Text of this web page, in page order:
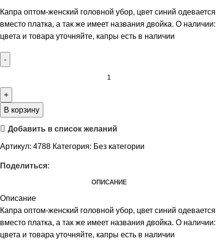
Капра оптом-женский головной убор, цвет синий одевается
вместо платка, а так же имеет названия двойка. О наличии:
цвета и товара уточняйте, капры есть в наличии
В корзину
Добавить в список желаний
Артикул: 4788 Категория: Без категории
Поделиться:
ОПИСАНИЕ
Описание
Капра оптом-женский головной убор, цвет синий одевается
вместо платка, а так же имеет названия двойка. О наличии:
цвета и товара уточняйте, капры есть в наличии